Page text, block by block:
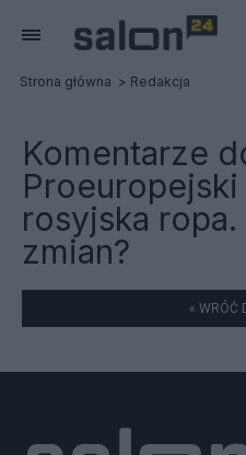
Strona główna Redakcja
Komentarze
Proeuropejski
rosyjska
zmian?
« WRÓĆ